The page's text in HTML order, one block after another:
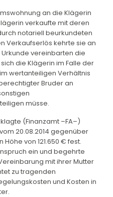
an die Klägerin
verkaufte mit deren
notariell beurkundeten
Verkaufserlös kehrte sie an
vereinbarten die
die Klägerin im Falle der
wertanteiligen Verhältnis
Bruder an
müsse.
(Finanzamt –FA–)
20.08.2014 gegenüber
von 121.650 € fest.
ein und begehrte
mit ihrer Mutter
zu tragenden
und Kosten in